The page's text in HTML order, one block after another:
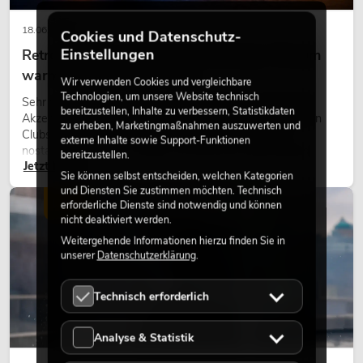
18.06.2026
Retro-Licht im modernen Lichtdesign: Warum
warmes Licht wieder wirkt
Sehr warmes Licht, sichtbare Leuchtflächen und farbige
Akzente prägen viele aktuelle Lichtdesigns auf Bühnen, in
Clubs und bei Events. Retro-Licht ist dabei kein rein
nostalgischer Effekt, sondern ein bewusst eingesetztes
Gestaltungsmittel: Es schafft Atmosphäre, gibt Szenen
Charakter und kann technische LED-Setups emotionaler
wirken lassen.
Jetzt lesen
LICHT
Cookies und Datenschutz-
Einstellungen
Wir verwenden Cookies und vergleichbare
Technologien, um unsere Website technisch
bereitzustellen, Inhalte zu verbessern, Statistikdaten
zu erheben, Marketingmaßnahmen auszuwerten und
externe Inhalte sowie Support-Funktionen
bereitzustellen.
Sie können selbst entscheiden, welchen Kategorien
und Diensten Sie zustimmen möchten. Technisch
erforderliche Dienste sind notwendig und können
nicht deaktiviert werden.
Weitergehende Informationen hierzu finden Sie in
unsererDatenschutzerklärung.
Technisch erforderlich
Analyse & Statistik